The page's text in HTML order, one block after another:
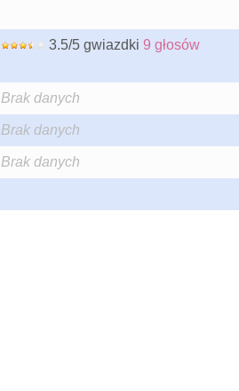
3.5/5 gwiazdki 9 głosów
Brak danych
Brak danych
Brak danych